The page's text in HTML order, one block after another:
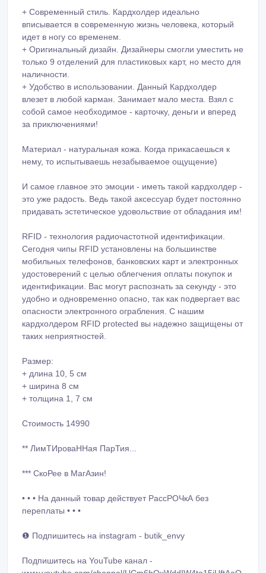
+ Современный стиль. Кардхолдер идеально
вписывается в современную жизнь человека, который
идет в ногу со временем.
+ Оригинальный дизайн. Дизайнеры смогли уместить не
только 9 отделений для пластиковых карт, но место для
наличности.
+ Удобство в использовании. Данный Кардхолдер
влезет в любой карман. Занимает мало места. Взял с
собой самое необходимое - карточку, деньги и вперед
за приключениями!
Материал - натуральная кожа. Когда прикасаешься к
нему, то испытываешь незабываемое ощущение)
И самое главное это эмоции - иметь такой кардхолдер -
это уже радость. Ведь такой аксессуар будет постоянно
придавать эстетическое удовольствие от обладания им!
RFID - технология радиочастотной идентификации.
Сегодня чипы RFID установлены на большинстве
мобильных телефонов, банковских карт и электронных
удостоверений с целью облегчения оплаты покупок и
идентификации. Вас могут распознать за секунду - это
удобно и одновременно опасно, так как подвергает вас
опасности электронного ограбления. С нашим
кардхолдером RFID protected вы надежно защищены от
таких неприятностей.
Размер:
+ длина 10, 5 см
+ ширина 8 см
+ толщина 1, 7 см
Стоимость 14990
** ЛимТИроваННая ПарТия...
*** СкоРее в МагАзин!
• • • На данный товар действует РассРОЧкА без
переплаты • • •
❶ Подпишитесь на instagram - butik_envy
Подпишитесь на YouTube канал -